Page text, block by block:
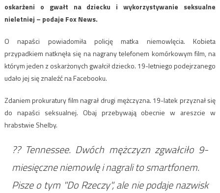
oskarżeni o gwałt na dziecku i wykorzystywanie seksualne
nieletniej – podaje Fox News.
O napaści powiadomiła policję matka niemowlęcia. Kobieta
przypadkiem natknęła się na nagrany telefonem komórkowym film, na
którym jeden z oskarżonych gwałcił dziecko. 19-letniego podejrzanego
udało jej się znaleźć na Facebooku.
Zdaniem prokuratury film nagrał drugi mężczyzna. 19-latek przyznał się
do napaści seksualnej. Obaj przebywają obecnie w areszcie w
hrabstwie Shelby.
?? Tennessee. Dwóch mężczyzn zgwałciło 9-
miesięczne niemowlę i nagrali to smartfonem.
Pisze o tym "Do Rzeczy", ale nie podaje nazwisk